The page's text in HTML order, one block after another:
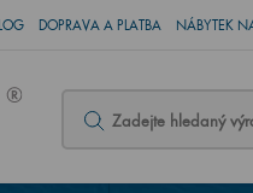
DOPRAVA A PLATBA NÁBYTEK